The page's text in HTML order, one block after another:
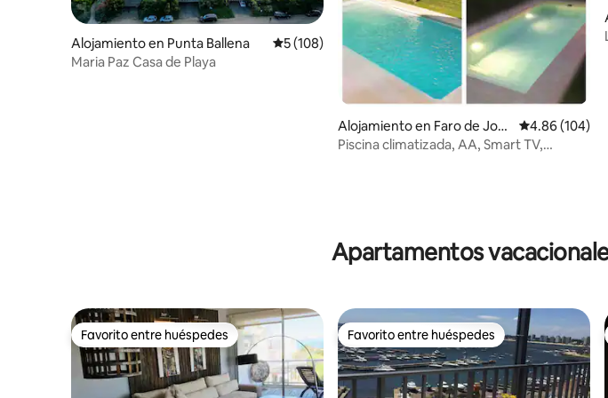
Alojamiento en Punta Ballena Calificación promedio: 5 de 5, 108 reseñas
5 (108)
Maria Paz Casa de Playa
Alojamiento en Faro de José
Ignacio
Calificación
4.86 (104)
Piscina climatizada, AA, Smart TV,
Apartamentos
Favorito entre huéspedes
Favorito entre huéspedes Favorito entre huéspedes
Favorito entre huéspedes